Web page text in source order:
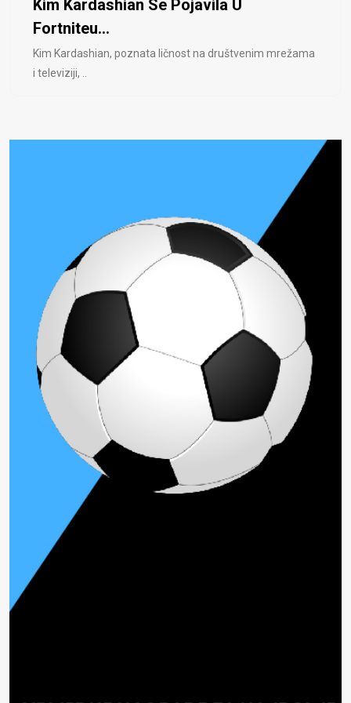
Kim Kardashian Se Pojavila U
Fortniteu...
Kim Kardashian, poznata ličnost na društvenim mrežama
i televiziji, ..